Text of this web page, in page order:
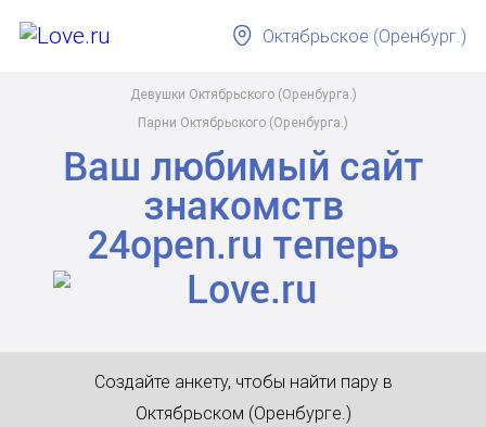
Девушки Октябрьского (Оренбурга.)
Парни Октябрьского (Оренбурга.)
Октябрьское (Оренбург.)
Ваш любимый сайт
знакомств
24open.ru теперь
Создайте анкету, чтобы найти пару в
Октябрьском (Оренбурге.)